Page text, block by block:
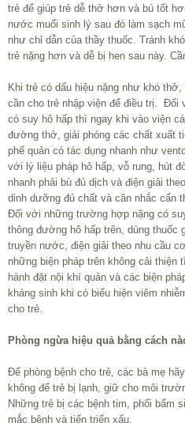
trẻ để giúp trẻ dễ thở hơn và bú tốt
nước muối sinh lý sau đó làm sạch
như chỉ dẫn của thầy thuốc. Tránh
trẻ nặng hơn và dễ bị hen sau này.
Khi trẻ có dấu hiệu nặng như khó thở,
cần cho trẻ nhập viện để điều trị. Đối
có suy hô hấp thì ngay khi vào viện
đường thở, giải phóng các chất xuất
phế quản có tác dụng nhanh như
với lý liệu pháp hô hấp, vỗ rung, hút
nhanh phải bù đủ dịch và điện giải
dinh dưỡng đủ chất và cân nhắc cẩn
Đối với những trường hợp nặng có
thông đường hô hấp trên, dùng thuốc
truyền nước, điện giải theo nhu cầu
những biện pháp trên không cải thiện
hành đặt nội khí quản và các biện
kháng sinh khi có biểu hiện viêm
cho trẻ.
Phòng ngừa hiệu quả bằng cách
Để phòng bệnh cho trẻ, các bà mẹ
không để trẻ bị lạnh, giữ cho môi
Những trẻ bị các bệnh tim, phổi bẩm
mắc bệnh và tiến triển xấu.